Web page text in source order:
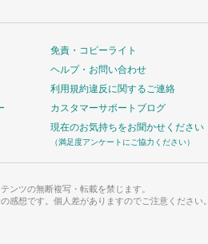
免責・コピーライト
ヘルプ・お問い合わせ
利用規約違反に関するご連絡
カスタマーサポートブログ
現在のお気持ちをお聞かせください
（満足度アンケートにご協力ください）
ンツの無断複写・転載を禁じます。
感想です。個人差がありますのでご注意ください。